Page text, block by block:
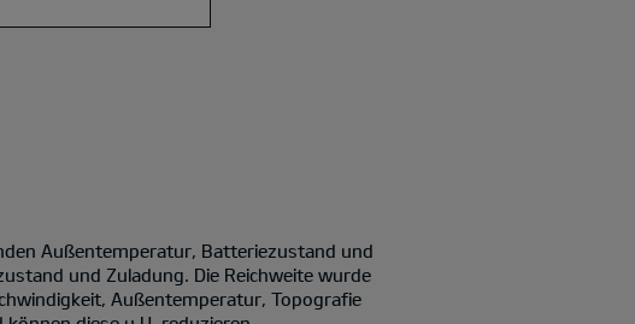
Außentemperatur, Batteriezustand und
und Zuladung. Die Reichweite wurde
Außentemperatur, Topografie